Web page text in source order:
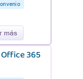
más
365